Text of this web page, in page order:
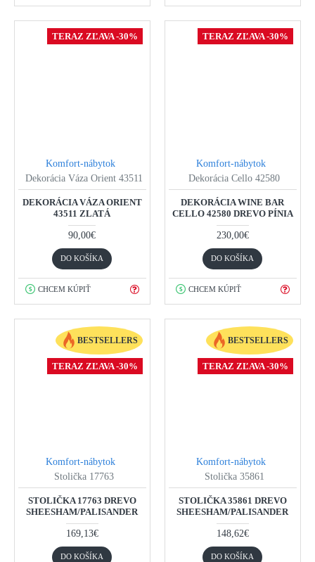
TERAZ ZĽAVA -30%
Komfort-nábytok
Dekorácia Váza Orient 43511
DEKORÁCIA VÁZA ORIENT
43511 ZLATÁ
90,00€
DO KOŠÍKA
CHCEM KÚPIŤ
TERAZ ZĽAVA -30%
Komfort-nábytok
Dekorácia Cello 42580
DEKORÁCIA WINE BAR
CELLO 42580 DREVO PÍNIA
230,00€
DO KOŠÍKA
CHCEM KÚPIŤ
BESTSELLERS
TERAZ ZĽAVA -30%
Komfort-nábytok
Stolička 17763
STOLIČKA 17763 DREVO
SHEESHAM/PALISANDER
169,13€
DO KOŠÍKA
BESTSELLERS
TERAZ ZĽAVA -30%
Komfort-nábytok
Stolička 35861
STOLIČKA 35861 DREVO
SHEESHAM/PALISANDER
148,62€
DO KOŠÍKA